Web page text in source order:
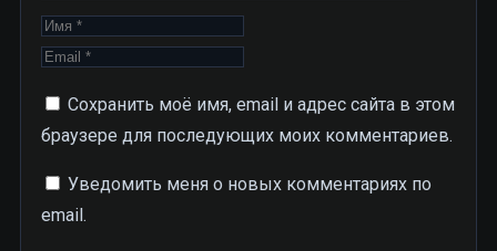
Сохранить моё имя, email и адрес сайта в этом
браузере для последующих моих комментариев.
Уведомить меня о новых комментариях по
email.